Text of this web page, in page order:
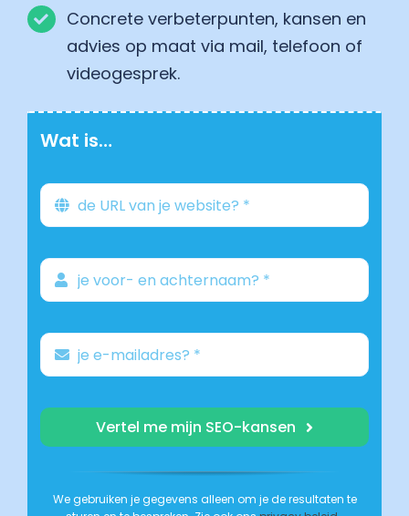
Concrete verbeterpunten, kansen en
advies op maat via mail, telefoon of
videogesprek.
Wat is…
Vertel me mijn SEO-kansen
We gebruiken je gegevens alleen om je de resultaten te